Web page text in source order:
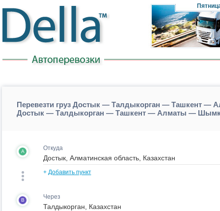
Перевезти груз Достык — Талдыкорган — Ташкент —
Достык — Талдыкорган — Ташкент — Алматы —
A Откуда
+ Добавить пункт
B Через